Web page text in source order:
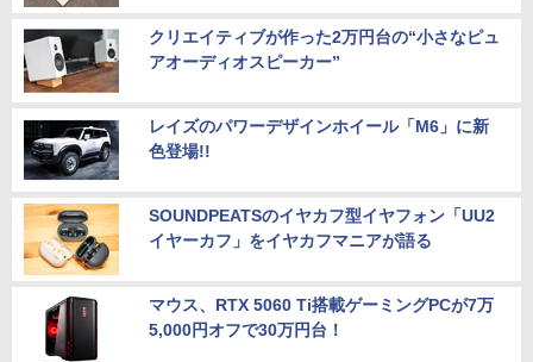
クリエイティブが作った2万円台の“小さなピュ
アオーディオスピーカー”
レイズのパワーデザインホイール「M6」に新
色登場!!
SOUNDPEATSのイヤカフ型イヤフォン「UU2
イヤーカフ」をイヤカフマニアが語る
マウス、RTX 5060 Ti搭載ゲーミングPCが7万
5,000円オフで30万円台！